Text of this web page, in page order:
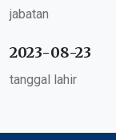
jabatan
2023-08-23
tanggal lahir